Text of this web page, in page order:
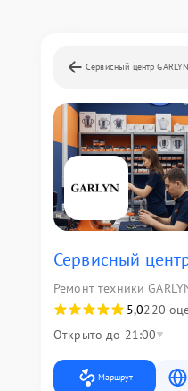
Сервисный центр GARLYN
Сервисный
Ремонт техники
5,0220
Открыто до 21:00
Маршрут